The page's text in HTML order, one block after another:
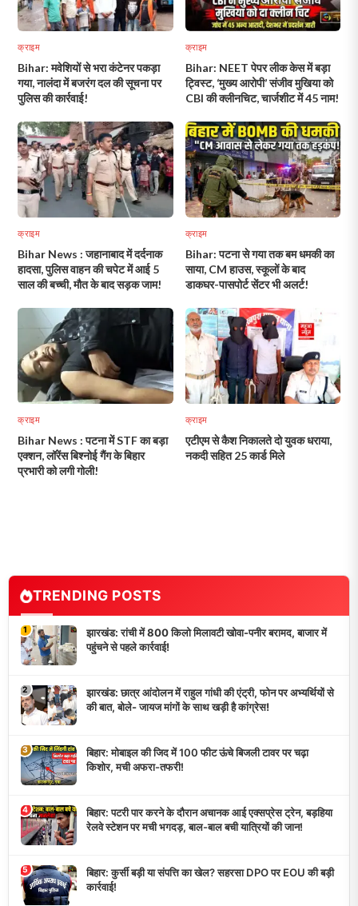
क्राइम
Bihar: मवेशियों से भरा कंटेनर पकड़ा
गया, नालंदा में बजरंग दल की सूचना पर
पुलिस की कार्रवाई!
क्राइम
Bihar: NEET पेपर लीक केस में बड़ा
ट्विस्ट, ‘मुख्य आरोपी’ संजीव मुखिया को
CBI की क्लीनचिट, चार्जशीट में 45 नाम!
क्राइम
Bihar News : जहानाबाद में दर्दनाक
हादसा, पुलिस वाहन की चपेट में आई 5
साल की बच्ची, मौत के बाद सड़क जाम!
क्राइम
Bihar: पटना से गया तक बम धमकी का
साया, CM हाउस, स्कूलों के बाद
डाकघर-पासपोर्ट सेंटर भी अलर्ट!
क्राइम
Bihar News : पटना में STF का बड़ा
एक्शन, लॉरेंस बिश्नोई गैंग के बिहार
प्रभारी को लगी गोली!
क्राइम
एटीएम से कैश निकालते दो युवक धराया,
नकदी सहित 25 कार्ड मिले
TRENDING POSTS
1
झारखंड: रांची में 800 किलो मिलावटी खोवा-पनीर बरामद, बाजार में
पहुंचने से पहले कार्रवाई!
2
झारखंड: छात्र आंदोलन में राहुल गांधी की एंट्री, फोन पर अभ्यर्थियों से
की बात, बोले- जायज मांगों के साथ खड़ी है कांग्रेस!
3
बिहार: मोबाइल की जिद में 100 फीट ऊंचे बिजली टावर पर चढ़ा
किशोर, मची अफरा-तफरी!
4
बिहार: पटरी पार करने के दौरान अचानक आई एक्सप्रेस ट्रेन, बड़हिया
रेलवे स्टेशन पर मची भगदड़, बाल-बाल बची यात्रियों की जान!
5
बिहार: कुर्सी बड़ी या संपत्ति का खेल? सहरसा DPO पर EOU की बड़ी
कार्रवाई!